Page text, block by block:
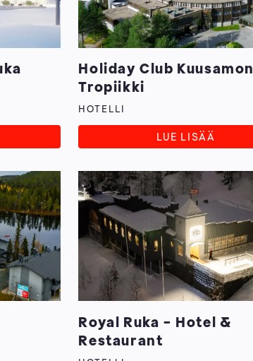
Holiday Club Kuusamon
Tropiikki
HOTELLI
LUE LISÄÄ
Royal Ruka - Hotel &
Restaurant